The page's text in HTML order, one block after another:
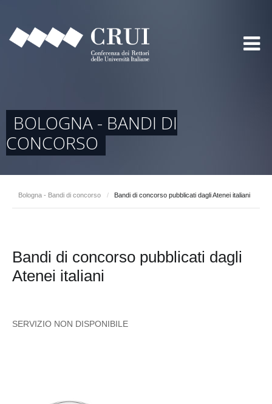
BOLOGNA - BANDI DI
CONCORSO
Bologna - Bandi di concorso / Bandi di concorso pubblicati dagli Atenei italiani
Bandi di concorso pubblicati dagli
Atenei italiani
SERVIZIO NON DISPONIBILE